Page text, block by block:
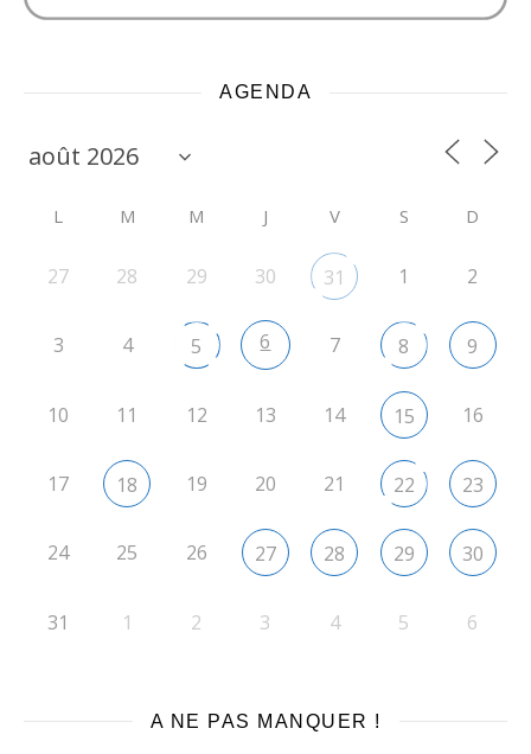
AGENDA
L M M J V S D
27 28 29 30 31 1 2
3 4 5 6 7 8 9
10 11 12 13 14 15 16
17 18 19 20 21 22 23
24 25 26 27 28 29 30
31 1 2 3 4 5 6
A NE PAS MANQUER !